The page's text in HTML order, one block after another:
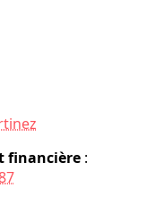
financière :